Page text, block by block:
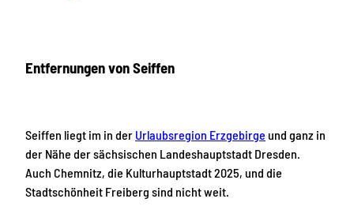
Entfernungen von Seiffen
Seiffen liegt im in der Urlaubsregion Erzgebirge und ganz in
der Nähe der sächsischen Landeshauptstadt Dresden.
Auch Chemnitz, die Kulturhauptstadt 2025, und die
Stadtschönheit Freiberg sind nicht weit.